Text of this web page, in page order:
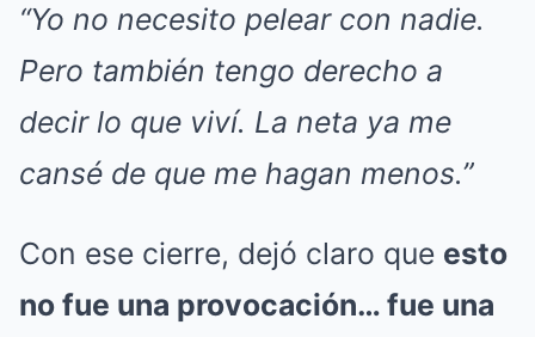
“Yo no necesito pelear con nadie.
Pero también tengo derecho a
decir lo que viví. La neta ya me
cansé de que me hagan menos.”
Con ese cierre, dejó claro que esto
no fue una provocación… fue una